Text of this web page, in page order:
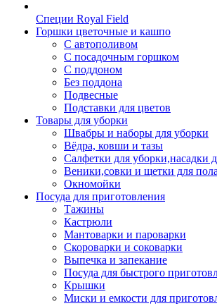
Специи Royal Field
Горшки цветочные и кашпо
С автополивом
С посадочным горшком
С поддоном
Без поддона
Подвесные
Подставки для цветов
Товары для уборки
Швабры и наборы для уборки
Вёдра, ковши и тазы
Салфетки для уборки,насадки
Веники,совки и щетки для пола
Окномойки
Посуда для приготовления
Тажины
Кастрюли
Мантоварки и пароварки
Скороварки и соковарки
Выпечка и запекание
Посуда для быстрого
Крышки
Миски и емкости для